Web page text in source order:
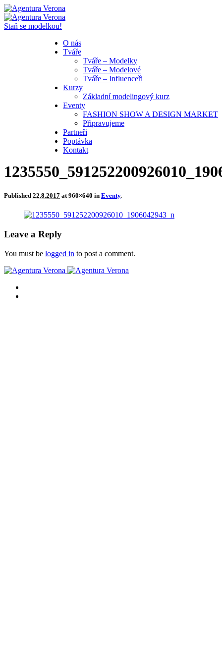
Staň se modelkou!
O nás
Tváře
Tváře – Modelky
Tváře – Modelové
Tváře – Influenceři
Kurzy
Základní modelingový kurz
Eventy
FASHION SHOW A DESIGN MARKET
Připravujeme
Partneři
Poptávka
Kontakt
Published 22.8.2017 at 960×640 in Eventy.
Leave a Reply
You must be logged in to post a comment.